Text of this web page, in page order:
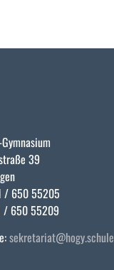
39
/ 650 55205
/ 650 55209
sekretariat@hogy.schule